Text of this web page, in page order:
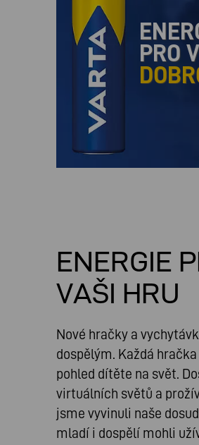
PRO
ENERGIE
VAŠI HRU
Nové hračky a
dospělým. Každá
pohled dítěte na svět.
virtuálních světů a
jsme vyvinuli naše
mladí i dospělí mohli